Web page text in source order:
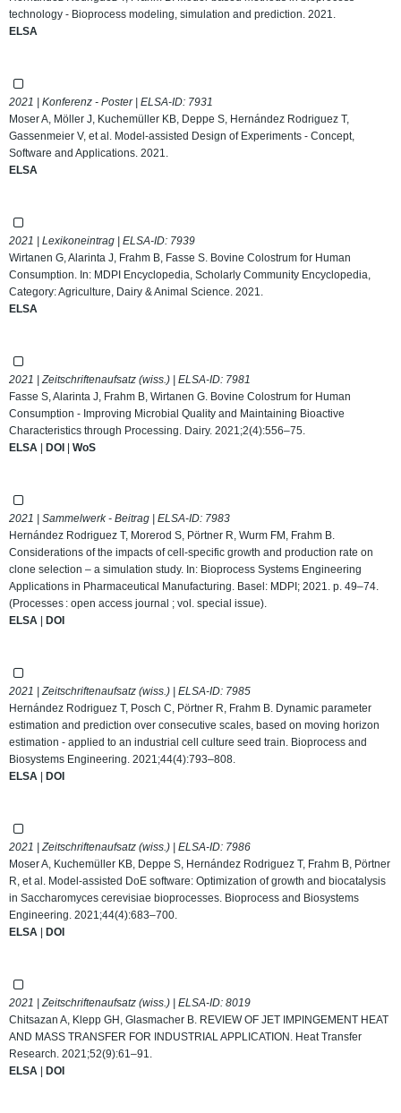
technology - Bioprocess modeling, simulation and prediction. 2021.
ELSA
2021 | Konferenz - Poster | ELSA-ID: 7931
Moser A, Möller J, Kuchemüller KB, Deppe S, Hernández Rodriguez T,
Gassenmeier V, et al. Model-assisted Design of Experiments - Concept,
Software and Applications. 2021.
ELSA
2021 | Lexikoneintrag | ELSA-ID: 7939
Wirtanen G, Alarinta J, Frahm B, Fasse S. Bovine Colostrum for Human
Consumption. In: MDPI Encyclopedia, Scholarly Community Encyclopedia,
Category: Agriculture, Dairy & Animal Science. 2021.
ELSA
2021 | Zeitschriftenaufsatz (wiss.) | ELSA-ID: 7981
Fasse S, Alarinta J, Frahm B, Wirtanen G. Bovine Colostrum for Human
Consumption - Improving Microbial Quality and Maintaining Bioactive
Characteristics through Processing. Dairy. 2021;2(4):556–75.
ELSA | DOI | WoS
2021 | Sammelwerk - Beitrag | ELSA-ID: 7983
Hernández Rodriguez T, Morerod S, Pörtner R, Wurm FM, Frahm B.
Considerations of the impacts of cell-specific growth and production rate on
clone selection – a simulation study. In: Bioprocess Systems Engineering
Applications in Pharmaceutical Manufacturing. Basel: MDPI; 2021. p. 49–74.
(Processes : open access journal ; vol. special issue).
ELSA | DOI
2021 | Zeitschriftenaufsatz (wiss.) | ELSA-ID: 7985
Hernández Rodriguez T, Posch C, Pörtner R, Frahm B. Dynamic parameter
estimation and prediction over consecutive scales, based on moving horizon
estimation - applied to an industrial cell culture seed train. Bioprocess and
Biosystems Engineering. 2021;44(4):793–808.
ELSA | DOI
2021 | Zeitschriftenaufsatz (wiss.) | ELSA-ID: 7986
Moser A, Kuchemüller KB, Deppe S, Hernández Rodriguez T, Frahm B, Pörtner
R, et al. Model-assisted DoE software: Optimization of growth and biocatalysis
in Saccharomyces cerevisiae bioprocesses. Bioprocess and Biosystems
Engineering. 2021;44(4):683–700.
ELSA | DOI
2021 | Zeitschriftenaufsatz (wiss.) | ELSA-ID: 8019
Chitsazan A, Klepp GH, Glasmacher B. REVIEW OF JET IMPINGEMENT HEAT
AND MASS TRANSFER FOR INDUSTRIAL APPLICATION. Heat Transfer
Research. 2021;52(9):61–91.
ELSA | DOI